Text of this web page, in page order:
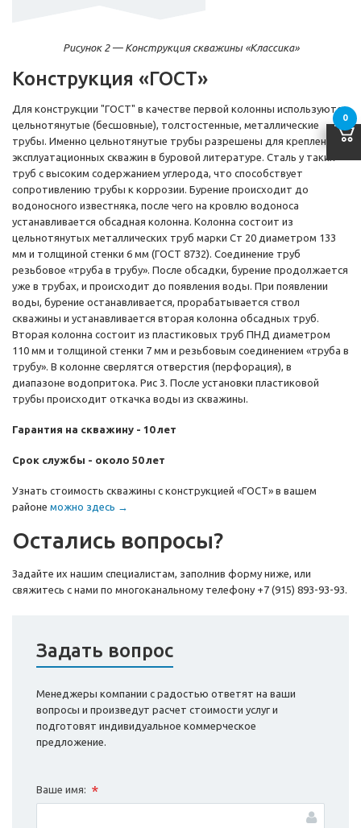
Рисунок 2 — Конструкция скважины «Классика»
Конструкция «ГОСТ»
Для конструкции "ГОСТ" в качестве первой колонны используются
цельнотянутые (бесшовные), толстостенные, металлические
трубы. Именно цельнотянутые трубы разрешены для крепления
эксплуатационных скважин в буровой литературе. Сталь у таких
труб с высоким содержанием углерода, что способствует
сопротивлению трубы к коррозии. Бурение происходит до
водоносного известняка, после чего на кровлю водоноса
устанавливается обсадная колонна. Колонна состоит из
цельнотянутых металлических труб марки Ст 20 диаметром 133
мм и толщиной стенки 6 мм (ГОСТ 8732). Соединение труб
резьбовое «труба в трубу». После обсадки, бурение продолжается
уже в трубах, и происходит до появления воды. При появлении
воды, бурение останавливается, прорабатывается ствол
скважины и устанавливается вторая колонна обсадных труб.
Вторая колонна состоит из пластиковых труб ПНД диаметром
110 мм и толщиной стенки 7 мм и резьбовым соединением «труба в
трубу». В колонне сверлятся отверстия (перфорация), в
диапазоне водопритока. Рис 3. После установки пластиковой
трубы происходит откачка воды из скважины.
Гарантия на скважину - 10 лет
Срок службы - около 50 лет
Узнать стоимость скважины с конструкцией «ГОСТ» в вашем
районе можно здесь →
Остались вопросы?
Задайте их нашим специалистам, заполнив форму ниже, или
свяжитесь с нами по многоканальному телефону +7 (915) 893-93-93.
Задать вопрос
Менеджеры компании с радостью ответят на ваши
вопросы и произведут расчет стоимости услуг и
подготовят индивидуальное коммерческое
предложение.
Ваше имя: *
0